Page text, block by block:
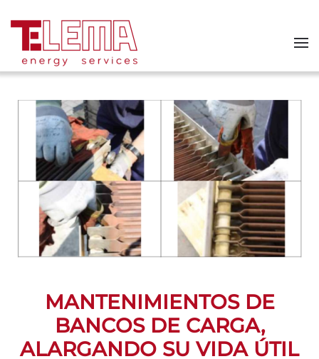
Skip to main content
MANTENIMIENTOS DE
BANCOS DE CARGA,
ALARGANDO SU VIDA ÚTIL